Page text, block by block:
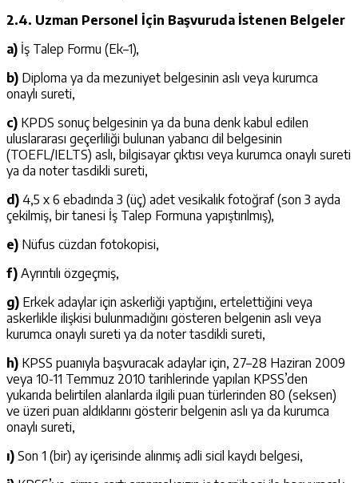
2.4. Uzman Personel İçin Başvuruda İstenen Belgeler
a) İş Talep Formu (Ek–1),
b) Diploma ya da mezuniyet belgesinin aslı veya kurumca
onaylı sureti,
c) KPDS sonuç belgesinin ya da buna denk kabul edilen
uluslararası geçerliliği bulunan yabancı dil belgesinin
(TOEFL/IELTS) aslı, bilgisayar çıktısı veya kurumca onaylı sureti
ya da noter tasdikli sureti,
d) 4,5 x 6 ebadında 3 (üç) adet vesikalık fotoğraf (son 3 ayda
çekilmiş, bir tanesi İş Talep Formuna yapıştırılmış),
e) Nüfus cüzdan fotokopisi,
f) Ayrıntılı özgeçmiş,
g) Erkek adaylar için askerliği yaptığını, ertelettiğini veya
askerlikle ilişkisi bulunmadığını gösteren belgenin aslı veya
kurumca onaylı sureti ya da noter tasdikli sureti,
h) KPSS puanıyla başvuracak adaylar için, 27–28 Haziran 2009
veya 10-11 Temmuz 2010 tarihlerinde yapılan KPSS’den
yukarıda belirtilen alanlarda ilgili puan türlerinden 80 (seksen)
ve üzeri puan aldıklarını gösterir belgenin aslı ya da kurumca
onaylı sureti,
ı) Son 1 (bir) ay içerisinde alınmış adli sicil kaydı belgesi,